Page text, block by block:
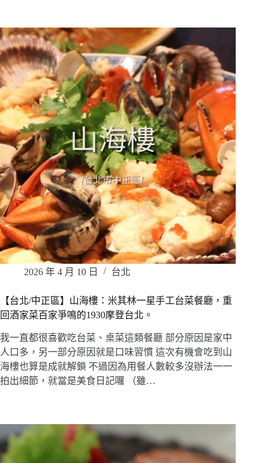
2026 年 4 月 10 日 台北
【台北/中正區】山海樓：米其林一星手工台菜餐廳，重
回酒家菜百家爭鳴的1930摩登台北。
我一直都很喜歡吃台菜、桌菜這類餐廳 部分原因是家中
人口多，另一部分原因就是口味習慣 這次有機會吃到山
海樓也算是成就解鎖 不過因為用餐人數較多沒辦法一一
拍出細節，就當是美食日記囉 （雖…